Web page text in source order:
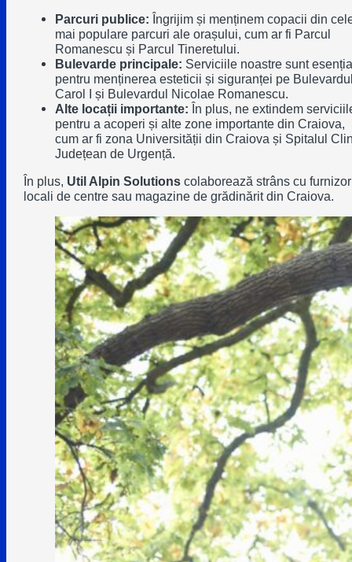
Parcuri publice: Îngrijim și menținem copacii din
mai populare parcuri ale orașului, cum ar fi Parcul
Romanescu și Parcul Tineretului.
Bulevarde principale: Serviciile noastre sunt
pentru menținerea esteticii și siguranței pe
Carol I și Bulevardul Nicolae Romanescu.
Alte locații importante: În plus, ne extindem
pentru a acoperi și alte zone importante din Craiova,
cum ar fi zona Universității din Craiova și Spitalul
Județean de Urgență.
În plus, Util Alpin Solutionscolaborează strâns cu
locali de centre sau magazine de grădinărit din Craiova.